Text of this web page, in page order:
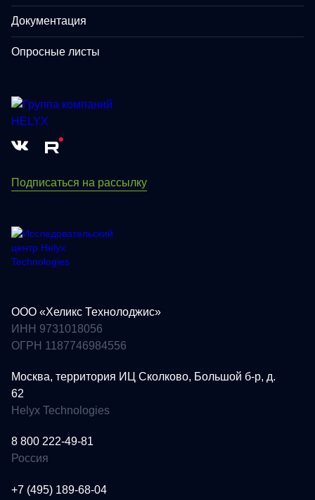
Подписаться на рассылку
Документация
Опросные листы
ООО «Хеликс Технолоджис»
ИНН 9731018056
ОГРН 1187746984556
Москва, территория ИЦ Сколково, Большой б-р, д.
62
Helyx Technologies
8 800 222-49-81
Россия
+7 (495) 189-68-04
E-mail *